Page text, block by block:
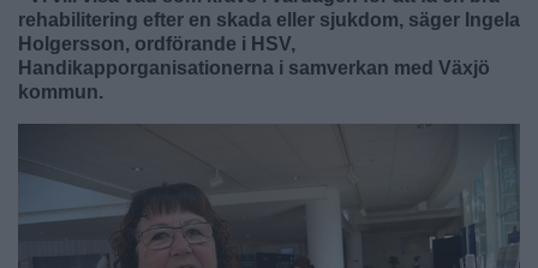
rehabilitering efter en skada eller sjukdom, säger Ingela
Holgersson, ordförande i HSV,
Handikapporganisationerna i samverkan med Växjö
kommun.